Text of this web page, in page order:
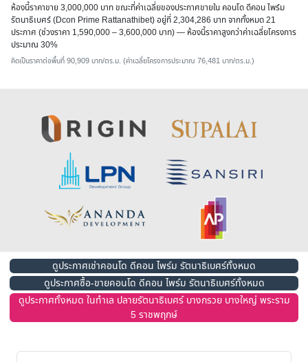
ห้องนี้ราคาขาย 3,000,000 บาท ขณะที่ค่าเฉลี่ยของประกาศขายใน คอนโด ดีคอน ไพร์ม
รัตนาธิเบศร์ (Dcon Prime Rattanathibet) อยู่ที่ 2,304,286 บาท จากทั้งหมด 21
ประกาศ (ช่วงราคา 1,590,000 – 3,600,000 บาท) — ห้องนี้ราคาสูงกว่าค่าเฉลี่ยโครงการ
ประมาณ 30%
คิดเป็นราคาต่อพื้นที่ 90,909 บาท/ตร.ม. (ค่าเฉลี่ยโครงการประมาณ 76,481 บาท/ตร.ม.)
ดูประกาศเช่าคอนโด ดีคอน ไพร์ม รัตนาธิเบศร์ทั้งหมด
ดูประกาศซื้อ-ขายคอนโด ดีคอน ไพร์ม รัตนาธิเบศร์ทั้งหมด
ดูประกาศทั้งหมด ในทำเล ปลายรัตนาธิเบศร์ บางกรวย บางใหญ่ พระราม
5 ราชพฤกษ์